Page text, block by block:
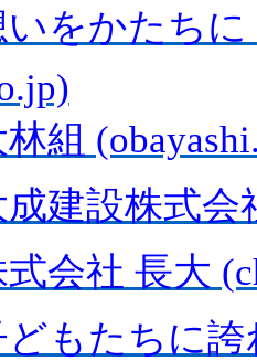
いをかたちに
組
成建設株式会
会社 長大
どもたちに